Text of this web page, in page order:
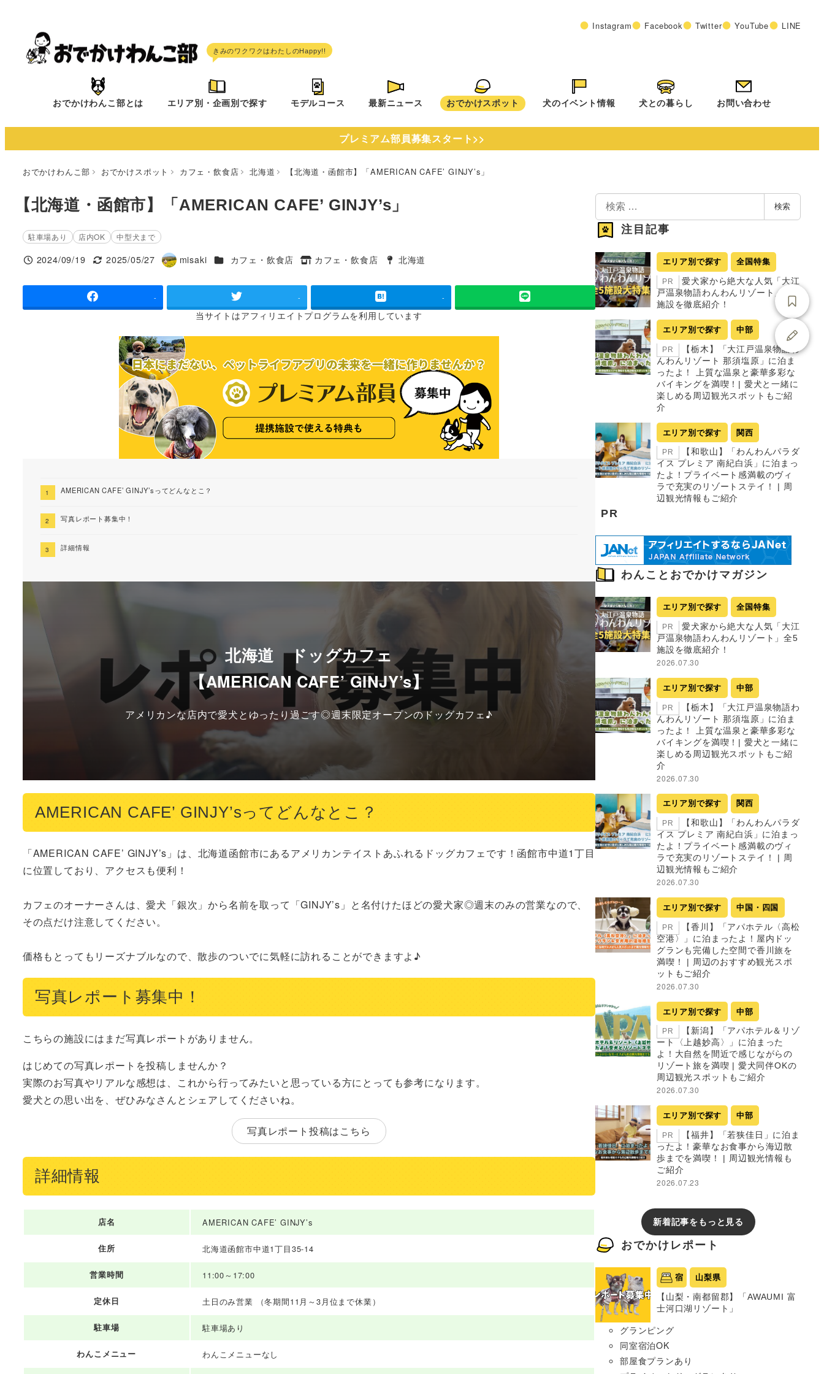
へ
Instagram Facebook Twitter YouTube LINE
おでかけわんこ部とは エリア別・企画別で探す モデルコース 最新ニュース おでかけスポット 犬のイベント情報 犬との暮らし お問い合わせ
プレミアム部員募集スタート>>
おでかけわんこ部 おでかけスポット カフェ・飲食店 北海道 【北海道・函館市】「AMERICAN CAFE’ GINJY’s」
【北海道・函館市】「AMERICAN CAFE’ GINJY’s」
駐車場あり 店内OK 中型犬まで
投稿日
2024/09/19
更新日
2025/05/27
著
misaki 施設ジャンル
カフェ・飲食店
タグ
カフェ・飲食店
タグ
北海道
- - -
当サイトはアフィリエイトプログラムを利用しています
AMERICAN CAFE’ GINJY’sってどんなとこ？
写真レポート募集中！
詳細情報
北海道 ドッグカフェ
【AMERICAN CAFE’ GINJY’s】
アメリカンな店内で愛犬とゆったり過ごす◎週末限定オープンのドッグカフェ♪
AMERICAN CAFE’ GINJY’sってどんなとこ？
「AMERICAN CAFE’ GINJY’s」は、北海道函館市にあるアメリカンテイストあふれるドッグカフェです！函館市中道1丁目
に位置しており、アクセスも便利！
カフェのオーナーさんは、愛犬「銀次」から名前を取って「GINJY’s」と名付けたほどの愛犬家◎週末のみの営業なので、
その点だけ注意してください。
価格もとってもリーズナブルなので、散歩のついでに気軽に訪れることができますよ♪
写真レポート募集中！
こちらの施設にはまだ写真レポートがありません。
はじめての写真レポートを投稿しませんか？
実際のお写真やリアルな感想は、これから行ってみたいと思っている方にとっても参考になります。
愛犬との思い出を、ぜひみなさんとシェアしてくださいね。
写真レポート投稿はこちら
詳細情報
店名 AMERICAN CAFE’ GINJY’s
住所 北海道函館市中道1丁目35-14
営業時間 11:00～17:00
定休日 土日のみ営業 （冬期間11月～3月位まで休業）
駐車場 駐車場あり
わんこメニュー わんこメニューなし
検
索
検索
注目記事
エリア別で探す 全国特集
PR
愛犬家から絶大な人気「大江
戸温泉物語わんわんリゾート」全5
施設を徹底紹介！
エリア別で探す 中部
PR
【栃木】「大江戸温泉物語わ
んわんリゾート 那須塩原」に泊ま
ったよ！ 上質な温泉と豪華多彩な
バイキングを満喫！| 愛犬と一緒に
楽しめる周辺観光スポットもご紹
介
エリア別で探す 関西
PR
【和歌山】「わんわんパラダ
イス プレミア 南紀白浜」に泊まっ
たよ！プライベート感満載のヴィ
ラで充実のリゾートステイ！ | 周
辺観光情報もご紹介
PR
わんことおでかけマガジン
エリア別で探す 全国特集
PR
愛犬家から絶大な人気「大江
戸温泉物語わんわんリゾート」全5
施設を徹底紹介！
2026.07.30
エリア別で探す 中部
PR
【栃木】「大江戸温泉物語わ
んわんリゾート 那須塩原」に泊ま
ったよ！ 上質な温泉と豪華多彩な
バイキングを満喫！| 愛犬と一緒に
楽しめる周辺観光スポットもご紹
介
2026.07.30
エリア別で探す 関西
PR
【和歌山】「わんわんパラダ
イス プレミア 南紀白浜」に泊まっ
たよ！プライベート感満載のヴィ
ラで充実のリゾートステイ！ | 周
辺観光情報もご紹介
2026.07.30
エリア別で探す 中国・四国
PR
【香川】「アパホテル〈高松
空港〉」に泊まったよ！屋内ドッ
グランも完備した空間で香川旅を
満喫！ | 周辺のおすすめ観光スポ
ットもご紹介
2026.07.30
エリア別で探す 中部
PR
【新潟】「アパホテル＆リゾ
ート〈上越妙高〉」に泊まった
よ！大自然を間近で感じながらの
リゾート旅を満喫 | 愛犬同伴OKの
周辺観光スポットもご紹介
2026.07.30
エリア別で探す 中部
PR
【福井】「若狭佳日」に泊ま
ったよ！豪華なお食事から海辺散
歩までを満喫！ | 周辺観光情報も
ご紹介
2026.07.23
新着記事をもっと見る
おでかけレポート
宿 山梨県
【山梨・南都留郡】「AWAUMI 富
士河口湖リゾート」
グランピング
同室宿泊OK
部屋食プランあり